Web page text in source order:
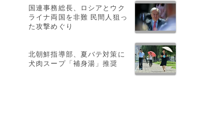
国連事務総長、ロシアとウク
ライナ両国を非難 民間人狙っ
た攻撃めぐり
北朝鮮指導部、夏バテ対策に
犬肉スープ「補身湯」推奨